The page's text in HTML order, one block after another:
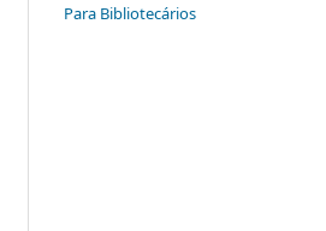
Para Bibliotecários